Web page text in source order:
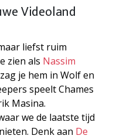
Videoland
liefst ruim
zien als Nassim
je hem in Wolf en
speelt Chames
Masina.
we de laatste tijd
Denk aan De